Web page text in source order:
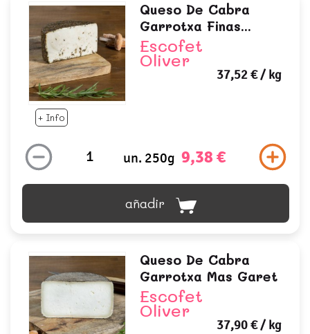
+ Info
Queso De Cabra
Garrotxa Finas...
Escofet
Oliver
37,52 €/ kg
un. 250g 9,38 €
añadir
Queso De Cabra
Garrotxa Mas Garet
Escofet
Oliver
37,90 €/ kg